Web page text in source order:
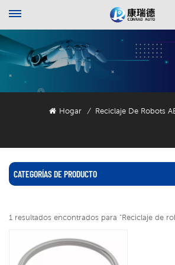
Hogar / Reciclaje De Robots
CATEGORÍAS DE PRODUCTO
1 resultados encontrados para "Reciclaje de